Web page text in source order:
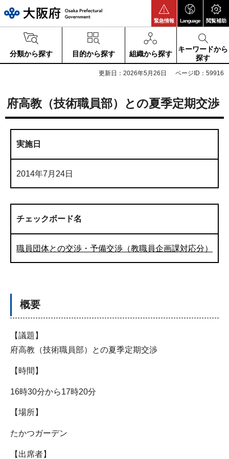
緊急情報 Language 閲覧補助
分類から探す 目的から探す 組織から探す
キーワードから
探す
更新日：2026年5月26日 ページID：59916
府高教（技術職員部）との夏季定期交渉
実施日
2014年7月24日
チェックボード名
職員団体との交渉・予備交渉（教職員企画課対応分）
概要
【議題】
府高教（技術職員部）との夏季定期交渉
【時間】
16時30分から17時20分
【場所】
たかつガーデン
【出席者】